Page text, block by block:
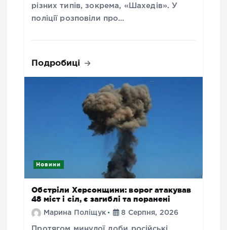
різних типів, зокрема, «Шахедів». У
поліції розповіли про…
Подробиці
Новини
Обстріли Херсонщини: ворог атакував
48 міст і сіл, є загиблі та поранені
Марина Поліщук 8 Серпня, 2026